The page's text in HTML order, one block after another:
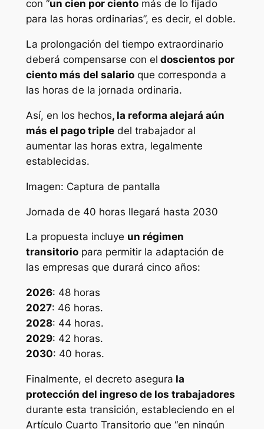
con “un cien por cientomás de lo fijado
para las horas ordinarias”, es decir, el doble.
La prolongación del tiempo extraordinario
deberá compensarse con el doscientos por
ciento más del salarioque corresponda a
las horas de la jornada ordinaria.
Así, en los hechos, la reforma alejará aún
más el pago tripledel trabajador al
aumentar las horas extra, legalmente
establecidas.
Imagen: Captura de pantalla
Jornada de 40 horas llegará hasta 2030
La propuesta incluye un régimen
transitoriopara permitir la adaptación de
las empresas que durará cinco años:
2026: 48 horas
2027: 46 horas.
2028: 44 horas.
2029: 42 horas.
2030: 40 horas.
Finalmente, el decreto asegura la
protección del ingreso de los trabajadores
durante esta transición, estableciendo en el
Artículo Cuarto Transitorio que “en ningún